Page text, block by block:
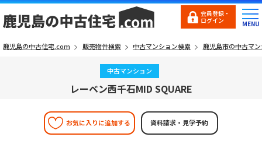
会員登録・
ログイン
鹿児島の中古住宅.com 販売物件検索 中古マンション検索 鹿児島市の中古マ
中古マンション
レーベン西千石MID SQUARE
お気に入りに追加する